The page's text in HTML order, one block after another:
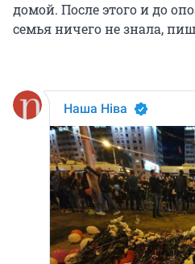
домой. После этого и до
семья ничего не знала,